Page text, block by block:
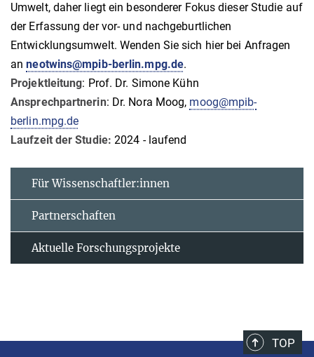
Umwelt, daher liegt ein besonderer Fokus dieser Studie auf
der Erfassung der vor- und nachgeburtlichen
Entwicklungsumwelt. Wenden Sie sich hier bei Anfragen
anneotwins@mpib-berlin.mpg.de.
Projektleitung: Prof. Dr. Simone Kühn
Ansprechpartnerin: Dr. Nora Moog, moog@mpib-
berlin.mpg.de
Laufzeit der Studie: 2024 - laufend
Für Wissenschaftler:innen
Partnerschaften
Aktuelle Forschungsprojekte
TOP